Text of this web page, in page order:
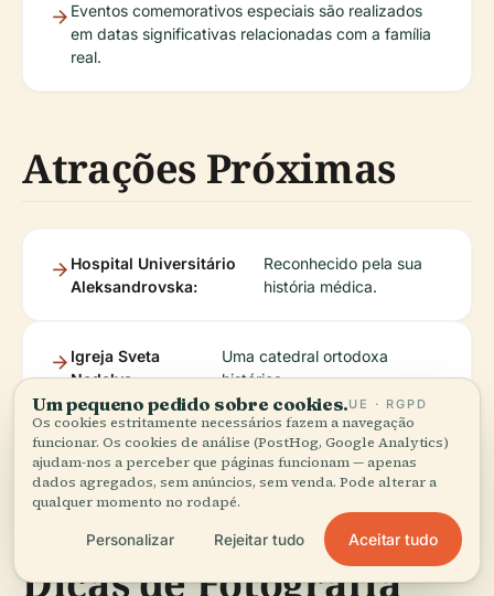
Eventos comemorativos especiais são realizados
em datas significativas relacionadas com a família
real.
Atrações Próximas
Hospital Universitário
Aleksandrovska:
Reconhecido pela sua
história médica.
Igreja Sveta
Nedelya:
Uma catedral ortodoxa
histórica.
Palácio Nacional da
Cultura:
O epicentro cultural de
Sófia.
Dicas de Fotografia
Um pequeno pedido sobre cookies.UE · RGPD
Os cookies estritamente necessários fazem a navegação
funcionar. Os cookies de análise (PostHog, Google Analytics)
ajudam-nos a perceber que páginas funcionam — apenas
dados agregados, sem anúncios, sem venda. Pode alterar a
qualquer momento no rodapé.
Personalizar Rejeitar tudo Aceitar tudo